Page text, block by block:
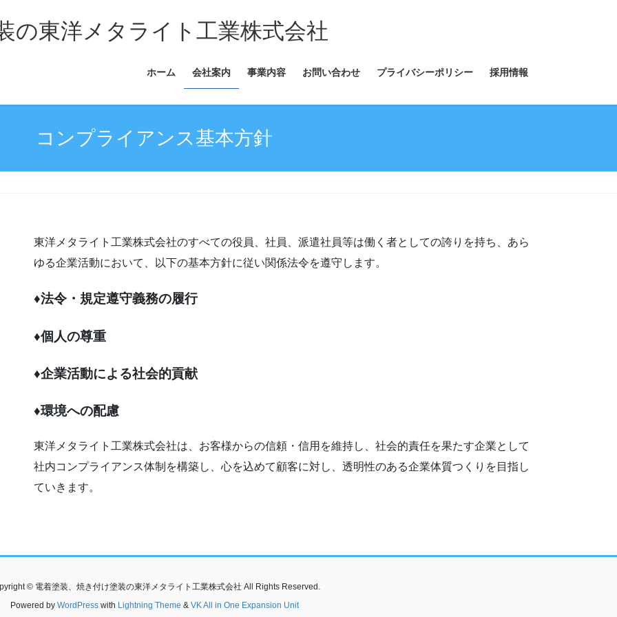
の東洋メタライト工業株式会社
ホーム 会社案内 事業内容 お問い合わせ プライバシーポリシー 採用情報
コンプライアンス基本方針
東洋メタライト工業株式会社のすべての役員、社員、派遣社員等は働く者としての誇りを持ち、あら
ゆる企業活動において、以下の基本方針に従い関係法令を遵守します。
♦法令・規定遵守義務の履行
♦個人の尊重
♦企業活動による社会的貢献
♦環境への配慮
東洋メタライト工業株式会社は、お客様からの信頼・信用を維持し、社会的責任を果たす企業として
社内コンプライアンス体制を構築し、心を込めて顧客に対し、透明性のある企業体質つくりを目指し
ていきます。
© 電着塗装、焼き付け塗装の東洋メタライト工業株式会社 All Rights Reserved.
Powered by WordPresswith Lightning Theme & VK All in One Expansion Unit